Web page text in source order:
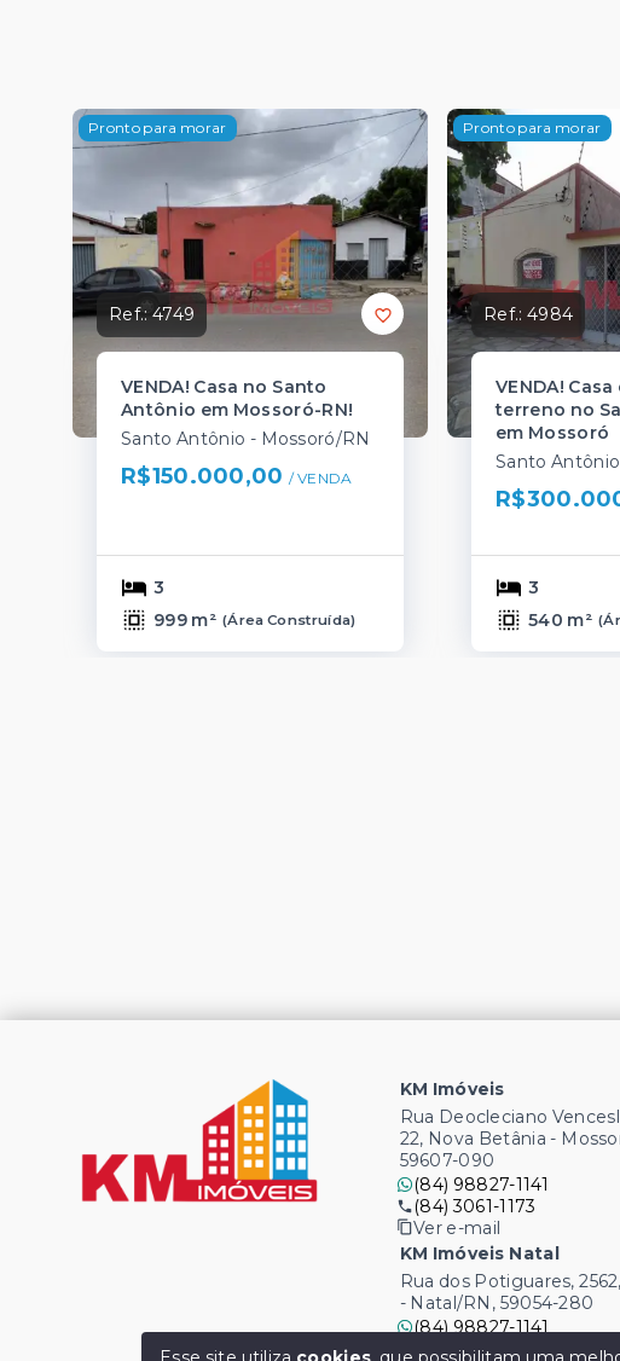
Pronto para morar
Ref.:4749
VENDA! Casa no Santo
Antônio em Mossoró-RN!
Santo Antônio - Mossoró/RN
R$150.000,00 / VENDA
3
999 m² (Área Construída)
Pronto para morar
Ref.:4984
VENDA!
terreno no
em Mossoró
Santo
3
540 m² (
KM Imóveis
Rua Deocleciano
22, Nova Betânia -
59607-090
(84) 98827-1141
(84) 3061-1173
Ver e-mail
KM Imóveis Natal
Rua dos Potiguares,
- Natal/RN, 59054-280
(84) 98827-1141
(84) 3061-1173